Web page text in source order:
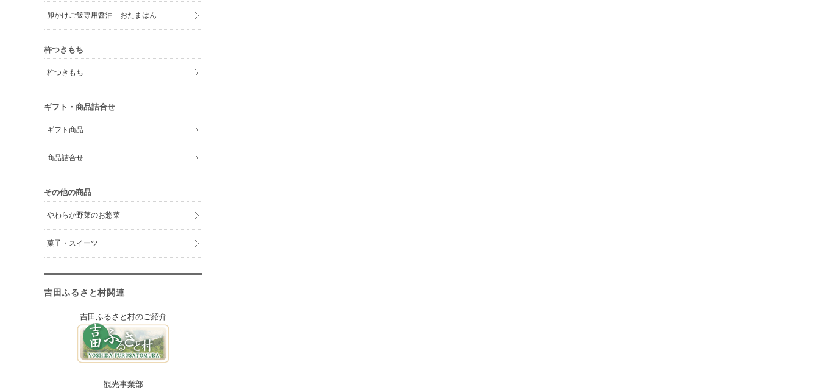
卵かけご飯専用醤油 おたまはん
杵つきもち
杵つきもち
ギフト・商品詰合せ
ギフト商品
商品詰合せ
その他の商品
やわらか野菜のお惣菜
菓子・スイーツ
吉田ふるさと村関連
吉田ふるさと村のご紹介
観光事業部